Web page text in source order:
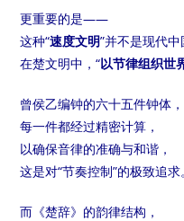
更重要的是——
这种“速度文明”并不是现代中
在楚文明中，“以节律组织世
曾侯乙编钟的六十五件钟体，
每一件都经过精密计算，
以确保音律的准确与和谐，
这是对“节奏控制”的极致追求。
而《楚辞》的韵律结构，